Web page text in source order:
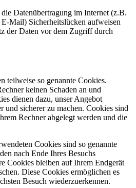
Datenübertragung im Internet (z.B.
Mail) Sicherheitslücken aufweisen
der Daten vor dem Zugriff durch
teilweise so genannte Cookies.
keinen Schaden an und
dienen dazu, unser Angebot
und sicherer zu machen. Cookies sind
Rechner abgelegt werden und die
Cookies sind so genannte
nach Ende Ihres Besuchs
Cookies bleiben auf Ihrem Endgerät
Diese Cookies ermöglichen es
Besuch wiederzuerkennen.